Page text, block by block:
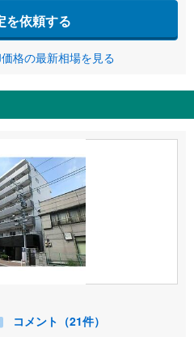
を依頼する
格の最新相場を見る
コメント（21件）